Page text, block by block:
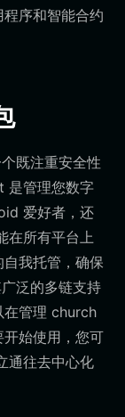
序和智能合约
既注重安全性
是管理您数字
爱好者，还
在所有平台上
我托管，确保
泛的多链支持
在管理 church
始使用，您可
通往去中心化